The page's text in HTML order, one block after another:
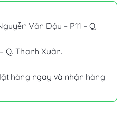
Văn Đậu – P11 – Q.
Q. Thanh Xuân.
hàng ngay và nhận hàng